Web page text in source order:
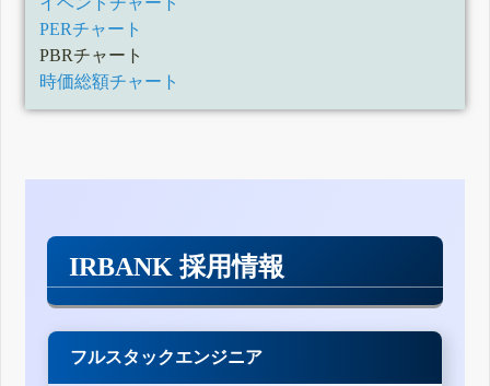
PERチャート
PBRチャート
時価総額チャート
IRBANK 採用情報
フルスタックエンジニア